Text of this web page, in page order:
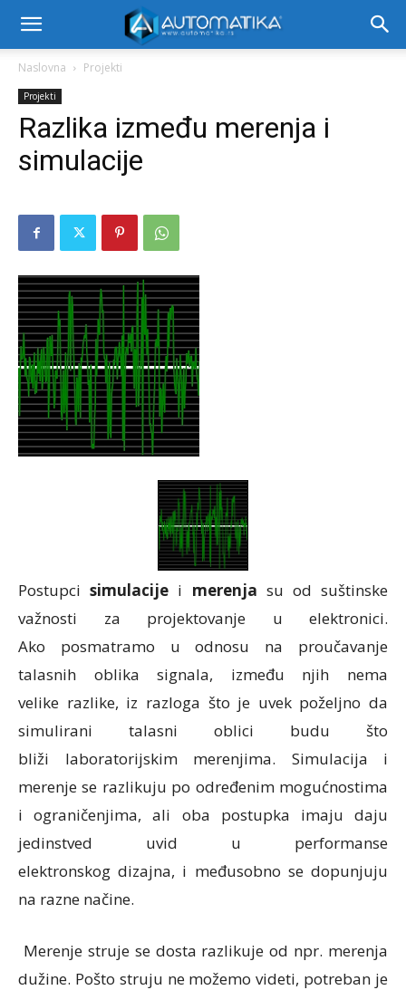
Naslovna Projekti
Projekti
Razlika između merenja i
simulacije
Postupcisimulacije i merenja su od suštinske
važnosti za projektovanje u elektronici.
Ako posmatramo u odnosu na proučavanje
talasnih oblika signala, između njih nema
velike razlike, iz razloga što je uvek poželjno da
simulirani talasni oblici budu što
bliži laboratorijskim merenjima. Simulacija i
merenje se razlikuju po određenim mogućnostima
i ograničenjima, ali oba postupka imaju daju
jedinstved uvid u performanse
elektronskog dizajna, i međusobno se dopunjuju
na razne načine.
Merenje struje se dosta razlikuje od npr. merenja
dužine. Pošto struju ne možemo videti, potreban je